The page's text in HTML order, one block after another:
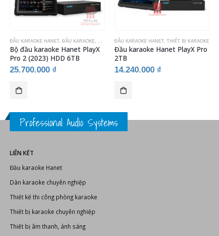
BỊ KARAOKE
ĐẦU KARAOKE HANET, ĐẦU KARAOKE, THIẾT BỊ KARAOKE
Bộ đầu karaoke Hanet PlayX
Pro 2 (2023) HDD 6TB
25.700.000 ₫
ĐẦU KARAOKE HANET, THIẾT BỊ KARAOKE
Đầu karaoke Hanet PlayX Pro
2TB
14.240.000 ₫
Professional Audio Systems
LIÊN KẾT
Đầu karaoke Hanet
Dàn karaoke chuyên nghiệp
Thiết kế thi công phòng karaoke
Thiết bị karaoke chuyên nghiệp
Thiết bị âm thanh, ánh sáng